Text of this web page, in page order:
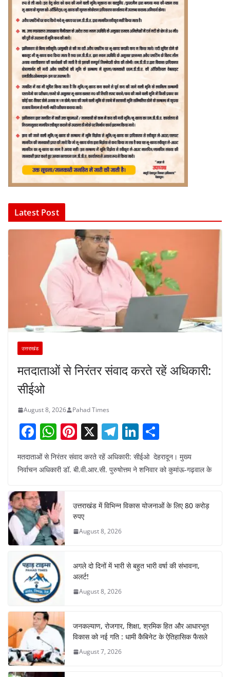
Latest Post
उत्तराखंड
मतदाताओं से निरंतर संवाद करते रहें अधिकारी:
सीईओ
August 8, 2026 Pahad Times
F
a
c
b
o
o
k
W
h
at
A
p
p
Pi
er
X T
el
e
a
m
Li
n
k
dI
n
ar
मतदाताओं से निरंतर संवाद करते रहें अधिकारी: सीईओ देहरादून। मुख्य
निर्वाचन अधिकारी डॉ. बी.वी.आर.सी. पुरुषोत्तम ने शनिवार को कुमांऊ-गढ़वाल के
उत्तराखंड में विभिन्न विकास योजनाओं के लिए 80 करोड़
रुपए
August 8, 2026
अगले दो दिनों में भारी से बहुत भारी वर्षा की संभावना,
अलर्ट!
August 8, 2026
जनकल्याण, रोजगार, शिक्षा, श्रमिक हित और आधारभूत
विकास को नई गति : धामी कैबिनेट के ऐतिहासिक फैसले
August 7, 2026